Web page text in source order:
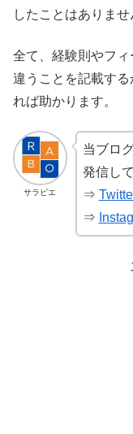
したことはありませ
全て、経験則やフ
違うことを記載す
れば助かります。
サラピエ
当ブロ
発信し
⇒
⇒